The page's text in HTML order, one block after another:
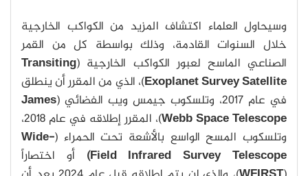
وسيحاول العلماء اكتشاف المزيد من الكواكب الخارجية
خلال السنوات القادمة، وذلك بواسطة كل من القمر
الصناعي الماسح لعبور الكواكب الخارجية (Transiting
Exoplanet Survey Satellite)، الذي من المقرر أن ينطلق
في عام 2017، وتلسكوب جيمس ويب الفضائي (
James
Webb Space Telescope
)، المقرر إطلاقه في عام 2018،
وتلسكوب المسح الواسع بالأشعة تحت الحمراء (Wide-
Field Infrared Survey Telescope)
أو اختصاراً